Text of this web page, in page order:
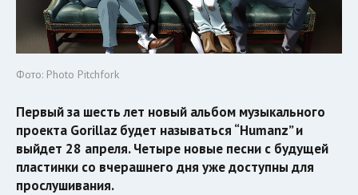
Фото: Photo Pitchfork
Первый за шесть лет новый альбом музыкального
проекта Gorillaz будет называться “Humanz” и
выйдет 28 апреля. Четыре новые песни с будущей
пластинки со вчерашнего дня уже доступны для
прослушивания.